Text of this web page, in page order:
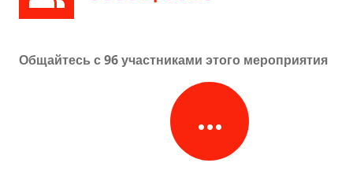
Общайтесь с96участниками этого мероприятия